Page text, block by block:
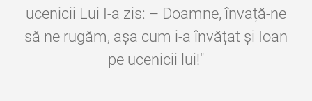
ucenicii Lui I‑a zis: – Doamne, învață‑ne
să ne rugăm, așa cum i‑a învățat și Ioan
pe ucenicii lui!"